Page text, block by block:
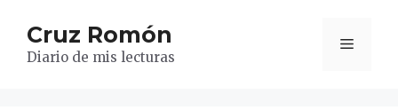
contenido
Cruz Romón
Diario de mis lecturas
Menú